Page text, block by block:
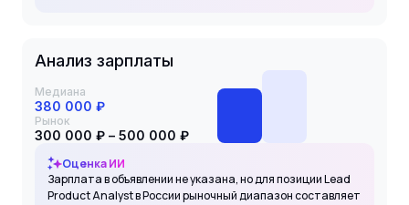
Анализ зарплаты
Медиана
380 000 ₽
Рынок
300 000 ₽ – 500 000 ₽
Оценка ИИ
Зарплата в объявлении не указана, но для позиции Lead
Product Analyst в России рыночный диапазон составляет